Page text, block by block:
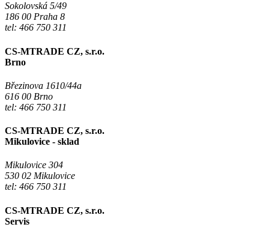
Sokolovská 5/49
186 00 Praha 8
tel: 466 750 311
CS-MTRADE CZ, s.r.o.
Brno
Březinova 1610/44a
616 00 Brno
tel: 466 750 311
CS-MTRADE CZ, s.r.o.
Mikulovice - sklad
Mikulovice 304
530 02 Mikulovice
tel: 466 750 311
CS-MTRADE CZ, s.r.o.
Servis